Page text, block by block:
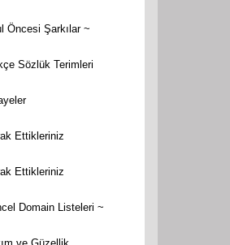
Öncesi Şarkılar ~
Sözlük Terimleri
Ettikleriniz
Ettikleriniz
Domain Listeleri ~